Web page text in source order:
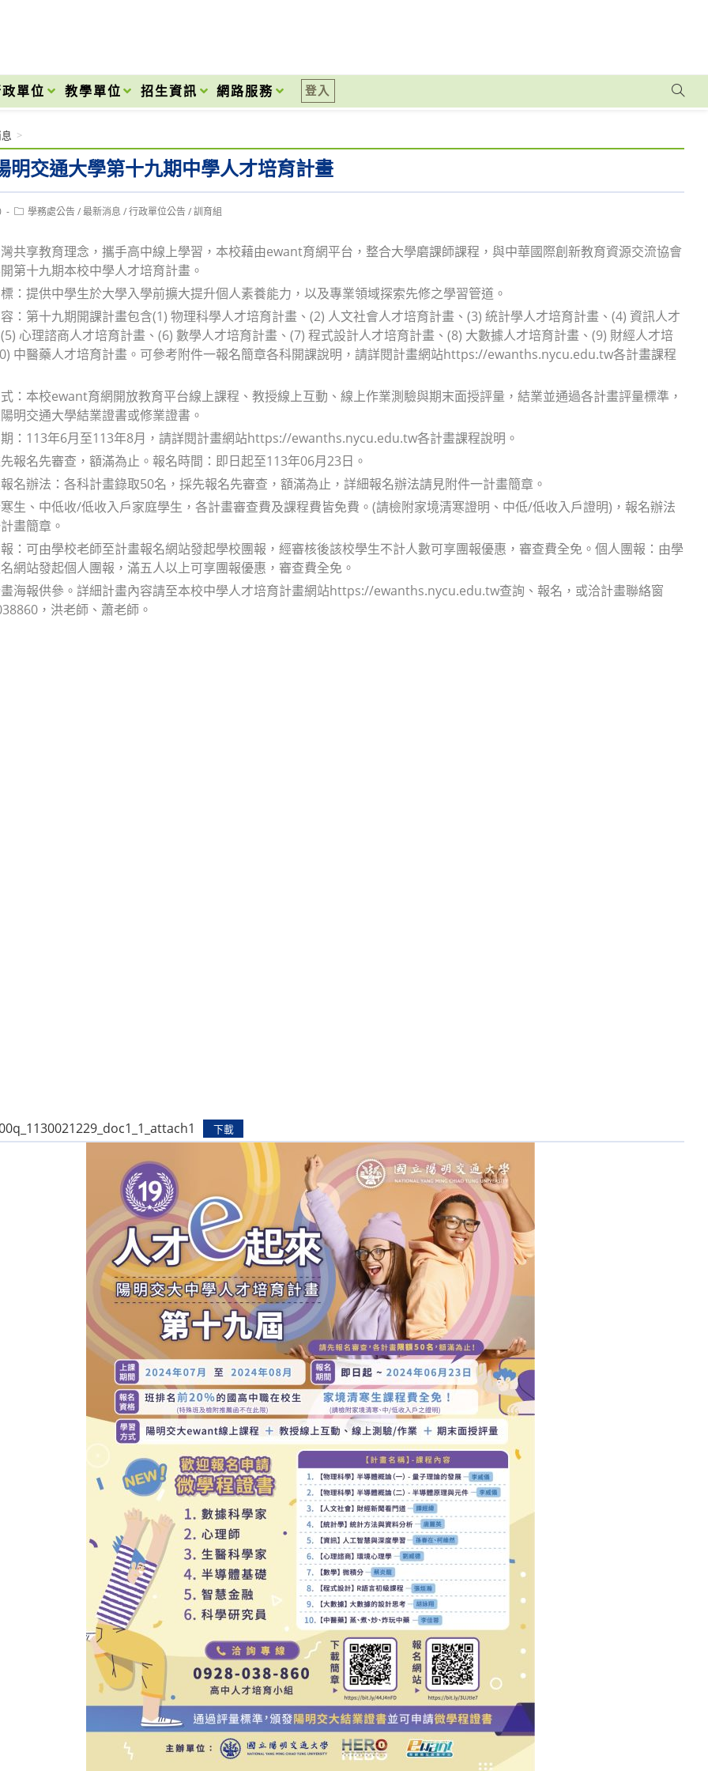
政單位 教學單位 招生資訊 網路服務 登入
明交通大學第十九期中學人才培育計畫
>
Post學務處公告 / 最新消息 / 行政單位公告 / 訓育組
共享教育理念，攜手高中線上學習，本校藉由ewant育網平台，整合大學磨課師課程，與中華國際創新教育資源交流協會
第十九期本校中學人才培育計畫。
：提供中學生於大學入學前擴大提升個人素養能力，以及專業領域探索先修之學習管道。
：第十九期開課計畫包含(1) 物理科學人才培育計畫、(2) 人文社會人才培育計畫、(3) 統計學人才培育計畫、(4) 資訊人才
心理諮商人才培育計畫、(6) 數學人才培育計畫、(7) 程式設計人才培育計畫、(8) 大數據人才培育計畫、(9) 財經人才培
中醫藥人才培育計畫。可參考附件一報名簡章各科開課說明，請詳閱計畫網站https://ewanths.nycu.edu.tw各計畫課程
：本校ewant育網開放教育平台線上課程、教授線上互動、線上作業測驗與期末面授評量，結業並通過各計畫評量標準，
明交通大學結業證書或修業證書。
：113年6月至113年8月，請詳閱計畫網站https://ewanths.nycu.edu.tw各計畫課程說明。
報名先審查，額滿為止。報名時間：即日起至113年06月23日。
名辦法：各科計畫錄取50名，採先報名先審查，額滿為止，詳細報名辦法請見附件一計畫簡章。
生、中低收/低收入戶家庭學生，各計畫審查費及課程費皆免費。(請檢附家境清寒證明、中低/低收入戶證明)，報名辦法
畫簡章。
：可由學校老師至計畫報名網站發起學校團報，經審核後該校學生不計人數可享團報優惠，審查費全免。個人團報：由學
網站發起個人團報，滿五人以上可享團報優惠，審查費全免。
海報供參。詳細計畫內容請至本校中學人才培育計畫網站https://ewanths.nycu.edu.tw查詢、報名，或洽計畫聯絡窗
，洪老師、蕭老師。
下載